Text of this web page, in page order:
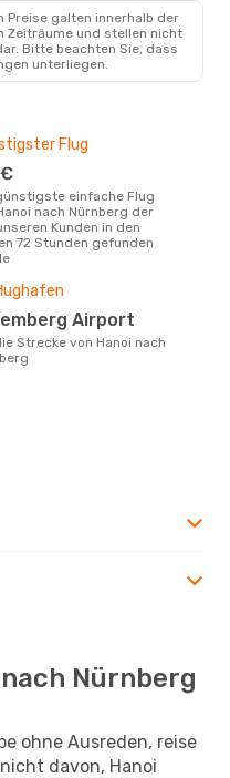
Preise galten innerhalb der
Zeiträume und stellen nicht
Bitte beachten Sie, dass
unterliegen.
Flug
nach Nürnberg der
Kunden in den
72 Stunden gefunden
Airport
Nürnberg
ohne Ausreden, reise
davon, Hanoi